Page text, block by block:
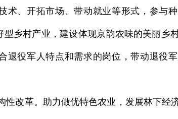
术、开拓市场、带动就业等形式，参与
乡村产业，建设体现京韵农味的美丽乡
退役军人特点和需求的岗位，带动退役
性改革。 助力做优特色农业，发展林下经